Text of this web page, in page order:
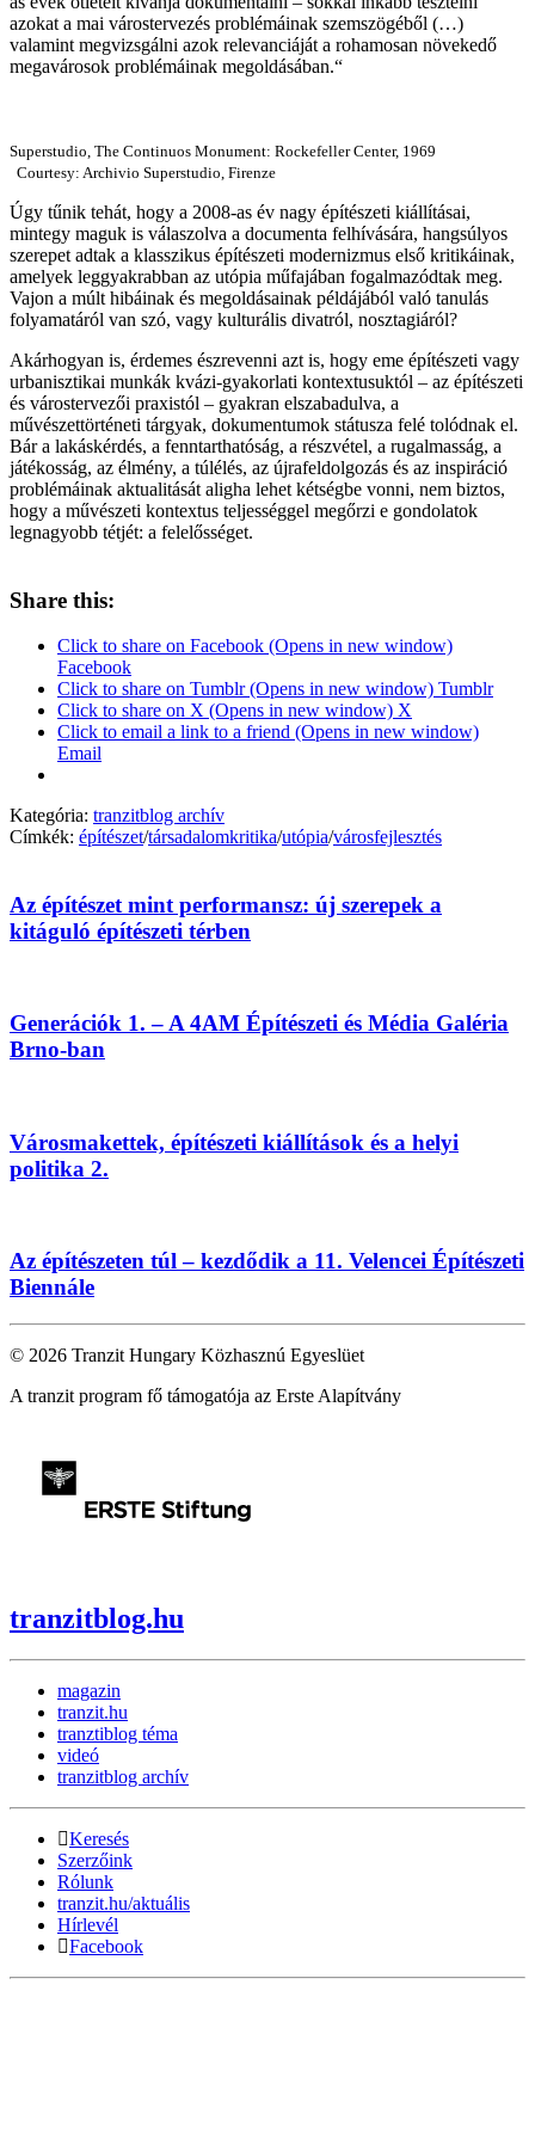
azokat a mai várostervezés problémáinak szemszögéből (…)
valamint megvizsgálni azok relevanciáját a rohamosan növekedő
megavárosok problémáinak megoldásában.“
Superstudio, The Continuos Monument: Rockefeller Center, 1969
Courtesy: Archivio Superstudio, Firenze
Úgy tűnik tehát, hogy a 2008-as év nagy építészeti kiállításai,
mintegy maguk is válaszolva a documenta felhívására, hangsúlyos
szerepet adtak a klasszikus építészeti modernizmus első kritikáinak,
amelyek leggyakrabban az utópia műfajában fogalmazódtak meg.
Vajon a múlt hibáinak és megoldásainak példájából való tanulás
folyamatáról van szó, vagy kulturális divatról, nosztagiáról?
Akárhogyan is, érdemes észrevenni azt is, hogy eme építészeti vagy
urbanisztikai munkák kvázi-gyakorlati kontextusuktól – az építészeti
és várostervezői praxistól – gyakran elszabadulva, a
művészettörténeti tárgyak, dokumentumok státusza felé tolódnak el.
Bár a lakáskérdés, a fenntarthatóság, a részvétel, a rugalmasság, a
játékosság, az élmény, a túlélés, az újrafeldolgozás és az inspiráció
problémáinak aktualitását aligha lehet kétségbe vonni, nem biztos,
hogy a művészeti kontextus teljességgel megőrzi e gondolatok
legnagyobb tétjét: a felelősséget.
Share this:
Click to share on Facebook (Opens in new window)
Facebook
Click to share on Tumblr (Opens in new window) Tumblr
Click to share on X (Opens in new window) X
Click to email a link to a friend (Opens in new window)
Email
Kategória: tranzitblog archív
Címkék: építészet/társadalomkritika/utópia/városfejlesztés
Az építészet mint performansz: új szerepek a
kitáguló építészeti térben
Generációk 1. – A 4AM Építészeti és Média Galéria
Brno-ban
Városmakettek, építészeti kiállítások és a helyi
politika 2.
Az építészeten túl – kezdődik a 11. Velencei Építészeti
Biennále
© 2026 Tranzit Hungary Közhasznú Egyeslüet
A tranzit program fő támogatója az Erste Alapítvány
tranzitblog.hu
magazin
tranzit.hu
tranztiblog téma
videó
tranzitblog archív
Keresés
Szerzőink
Rólunk
tranzit.hu/aktuális
Hírlevél
Facebook